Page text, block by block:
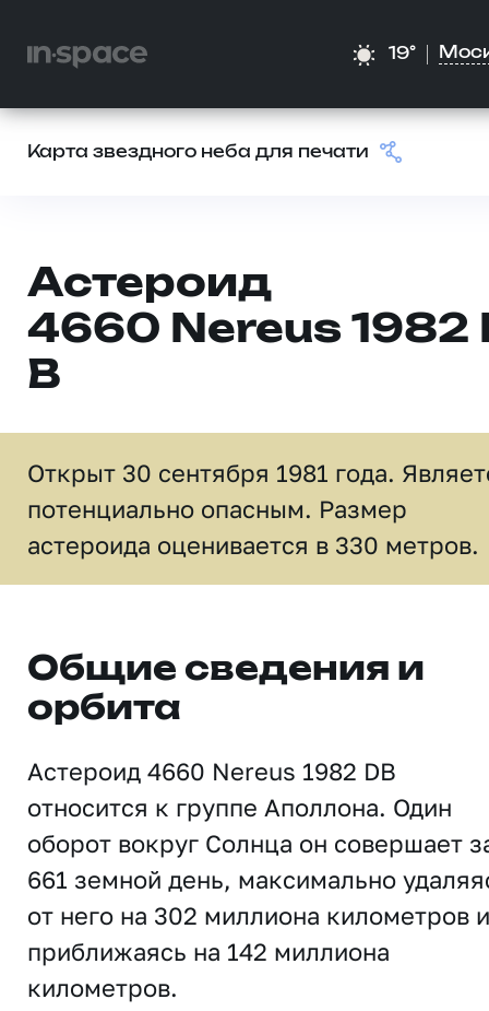
19°
Карта звездного неба для печати
Астероид
4660 Nereus 1982
B
Открыт 30 сентября 1981 года.
потенциально опасным. Размер
астероида оценивается в 330 метров.
Общие сведения и
орбита
Астероид 4660 Nereus 1982 DB
относится к группе Аполлона. Один
оборот вокруг Солнца он совершает
661 земной день, максимально
от него на 302 миллиона километров и
приближаясь на 142 миллиона
километров.